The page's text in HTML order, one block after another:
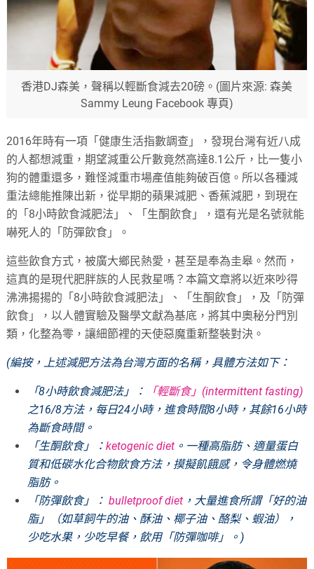
香港DJ森美，聲稱以輕斷食減去20磅。(圖片來源: 森美
Sammy Leung Facebook 專頁)
2016年時有一項「健康生活指數調查」，發現台灣有近八成
的人都想減重，期望減重公斤數竟然高達8.1公斤，比一隻小
狗的體重還多，難怪減重市場產值能夠破百億。所以各種減
重法總能推陳出新，從早期的蘋果減肥、香蕉減肥，到現在
的「8小時飲食減肥法」、「生酮飲食」，還有光是名號就能
嚇死人的「防彈飲食」。
這些飲食方式，被廣大鄉民熱愛，甚至是奉為圭皋。然而，
這真的是現代肥胖族的人民救星嗎？本篇文章將以近來吵得
沸沸揚揚的「8小時飲食減肥法」、「生酮飲食」，及「防彈
飲食」，以人體實驗及醫學文獻為基底，將其中奧秘分門別
類，化整為零，讓細節裡的天使惡魔重新整裝對決。
(編按，上述減肥方法為台灣方面的名稱，具體方法如下：
「8小時飲食減肥法」：
「輕斷食」(intermittent fasting)
之16/8方法，每日24小時，進食時間8小時，其餘16小時
為斷食時間。
「生酮飲食」：ketogenic diet 。一種高脂肪、適量蛋白
質和低碳水化合物飲食方法，摸擬飢餓感，令身體燃燒
脂肪。
「防彈飲食」：bulletproof diet ，大量進食所謂「好的油
脂」（如草飼牛的油、酥油、椰子油、酪梨、蝦油），
少吃水果，少吃早餐，飲用「防彈咖啡」。)